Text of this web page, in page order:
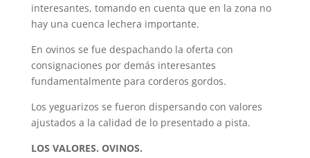
interesantes, tomando en cuenta que en la zona no
hay una cuenca lechera importante.
En ovinos se fue despachando la oferta con
consignaciones por demás interesantes
fundamentalmente para corderos gordos.
Los yeguarizos se fueron dispersando con valores
ajustados a la calidad de lo presentado a pista.
LOS VALORES. OVINOS.